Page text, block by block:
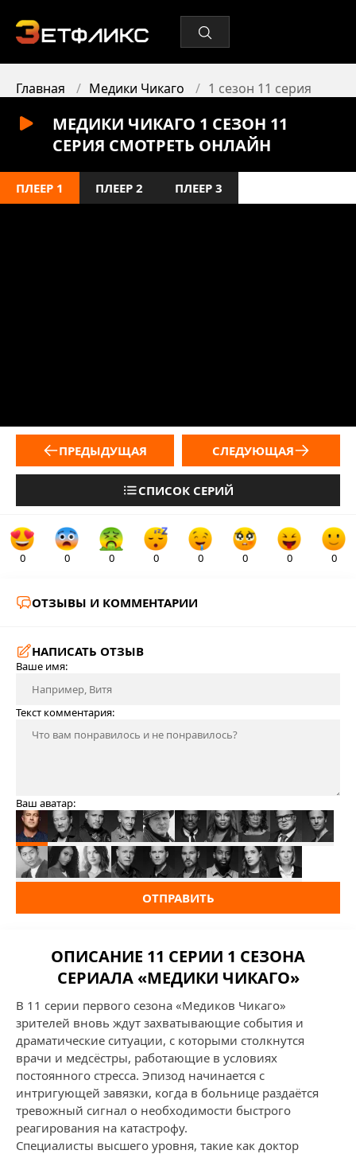
Главная Медики Чикаго 1 сезон 11 серия
МЕДИКИ ЧИКАГО 1 СЕЗОН 11
СЕРИЯ СМОТРЕТЬ ОНЛАЙН
ПЛЕЕР 1 ПЛЕЕР 2 ПЛЕЕР 3
ПРЕДЫДУЩАЯ
СПИСОК СЕРИЙ
СЛЕДУЮЩАЯ
0 0 0 0 0 0 0 0
ОТЗЫВЫ И КОММЕНТАРИИ
НАПИСАТЬ ОТЗЫВ
Ваше имя:
Текст комментария:
Ваш аватар:
ОТПРАВИТЬ
ОПИСАНИЕ 11 СЕРИИ 1 СЕЗОНА
СЕРИАЛА «МЕДИКИ ЧИКАГО»
В 11 серии первого сезона «Медиков Чикаго»
зрителей вновь ждут захватывающие события и
драматические ситуации, с которыми столкнутся
врачи и медсёстры, работающие в условиях
постоянного стресса. Эпизод начинается с
интригующей завязки, когда в больнице раздаётся
тревожный сигнал о необходимости быстрого
реагирования на катастрофу.
Специалисты высшего уровня, такие как доктор